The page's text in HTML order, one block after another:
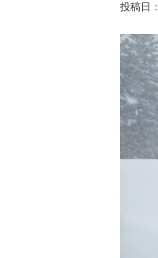
投稿日：